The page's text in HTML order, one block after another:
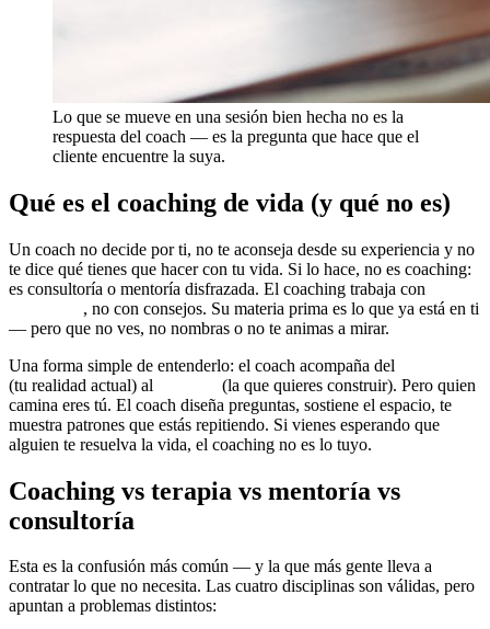
Lo que se mueve en una sesión bien hecha no es la
respuesta del coach — es la pregunta que hace que el
cliente encuentre la suya.
Qué es el coaching de vida (y qué no es)
Un coach no decide por ti, no te aconseja desde su experiencia y no
te dice qué tienes que hacer con tu vida. Si lo hace, no es coaching:
es consultoría o mentoría disfrazada. El coaching trabaja con
, no con consejos. Su materia prima es lo que ya está en ti
— pero que no ves, no nombras o no te animas a mirar.
Una forma simple de entenderlo: el coach acompaña del
(tu realidad actual) al
(la que quieres construir). Pero quien
camina eres tú. El coach diseña preguntas, sostiene el espacio, te
muestra patrones que estás repitiendo. Si vienes esperando que
alguien te resuelva la vida, el coaching no es lo tuyo.
Coaching vs terapia vs mentoría vs
consultoría
Esta es la confusión más común — y la que más gente lleva a
contratar lo que no necesita. Las cuatro disciplinas son válidas, pero
apuntan a problemas distintos: